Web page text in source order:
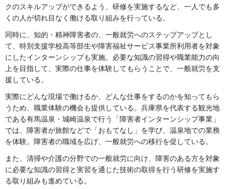
クのスキルアップができるよう、研修を実施するなど、一人でも多
くの人が切れ目なく働ける取り組みを行っている。
同時に、知的・精神障害者の、一般就労へのステップアップとし
て、特別支援学校高等部生や障害福祉サービス事業所利用者を対象
にしたインターンシップも実施。必要な知識の習得や職業能力の向
上を目指して、実際の仕事を体験してもらうことで、一般就労を支
援している。
実際にどんな現場で働けるか、どんな仕事をするのかを知ってもら
うため、職業体験の機会も提供している。兵庫県を代表する観光地
である有馬温泉・城崎温泉で行う「障害者インターンシップ事業」
では、障害者が旅館などで「おもてなし」を学び、温泉地での業務
を体験。障害者の職域を広げ、一般就労への移行を促している。
また、清掃や介護の分野での一般就労に向け、障害のある方を対象
に必要な知識の習得と実習を通じた技術の取得を行う研修を実施す
る取り組みも進めている。